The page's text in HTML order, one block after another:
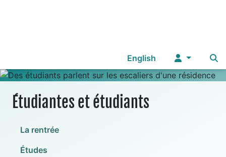
Sélectionnez votre langue
English
Étudiantes et étudiants
La rentrée
Études